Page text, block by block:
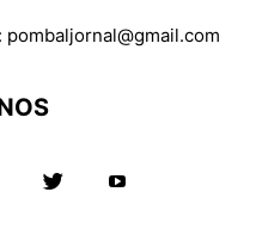
pombaljornal@gmail.com